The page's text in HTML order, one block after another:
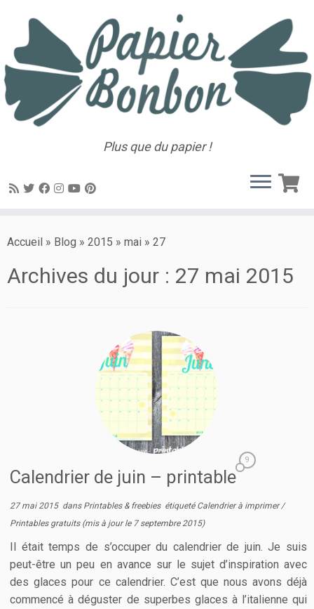
Plus que du papier !
Accueil » Blog » 2015 » mai » 27
Archives du jour : 27 mai 2015
Calendrier de juin – printable
9
27 mai 2015dans Printables & freebies étiqueté Calendrier à imprimer/
Printables gratuits (mis à jour le 7 septembre 2015)
Il était temps de s’occuper du calendrier de juin. Je suis
peut-être un peu en avance sur le sujet d’inspiration avec
des glaces pour ce calendrier. C’est que nous avons déjà
commencé à déguster de superbes glaces à l’italienne qui